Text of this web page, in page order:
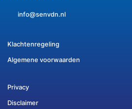
info@senvdn.nl
Klachtenregeling
Algemene voorwaarden
Privacy
Disclaimer